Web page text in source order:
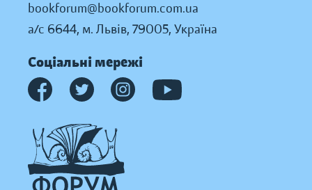
bookforum@bookforum.com.ua
а/с 6644, м. Львів, 79005, Україна
Соціальні мережі